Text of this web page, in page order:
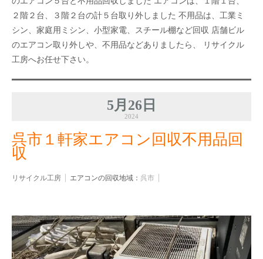
２階２台、３階２台の計５台取り外しました 不用品は、工業ミ
シン、家庭用ミシン、小型家電、スチール棚など回収 店舗ビル
のエアコン取り外しや、不用品などありましたら、 リサイクル
工房へお任せ下さい。
5月26日
2024
呉市１軒家エアコン回収不用品回
収
リサイクル工房 エアコンの回収地域： 呉市